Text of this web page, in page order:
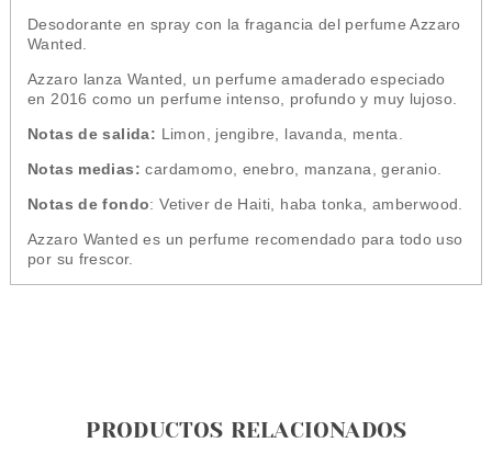
Desodorante en spray con la fragancia del perfume Azzaro
Wanted.
Azzaro lanza Wanted, un perfume amaderado especiado
en 2016 como un perfume intenso, profundo y muy lujoso.
Notas de salida: Limon, jengibre, lavanda, menta.
Notas medias: cardamomo, enebro, manzana, geranio.
Notas de fondo: Vetiver de Haiti, haba tonka, amberwood.
Azzaro Wanted es un perfume recomendado para todo uso
por su frescor.
PRODUCTOS RELACIONADOS